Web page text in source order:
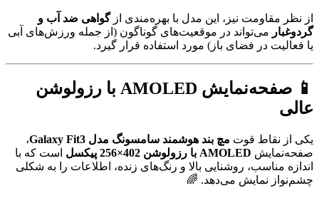
از نظر مقاومت نیز، این مدل با بهره‌مندی ازگواهی ضد آب و
گردوغبار می‌تواند در موقعیت‌های گوناگون (از جمله ورزش‌های آبی
یا فعالیت در فضای باز) مورد استفاده قرار گیرد.
📱 صفحه‌نمایش AMOLED با رزولوشن
عالی
یکی از نقاط قوت مچ بند هوشمند سامسونگ مدل Galaxy Fit3
،
صفحه‌نمایش AMOLED با رزولوشن 402×256 پیکسل
است که با
اندازه مناسب، روشنایی بالا و رنگ‌های زنده، اطلاعات را به شکلی
چشم‌نواز نمایش می‌دهد. 🌈